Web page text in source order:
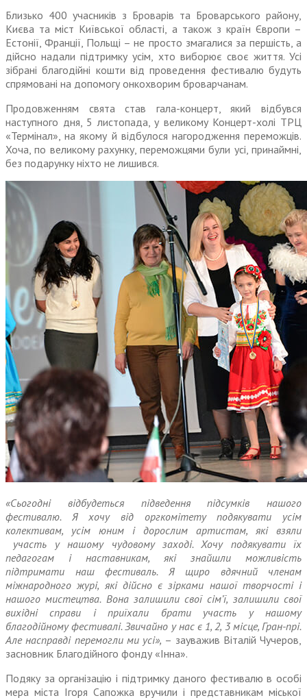
Близько 400 учасників з Броварів та Броварського району,
Києва та міст Київської області, а також з країн Європи –
Естонії, Франції, Польщі – не просто змагалися за першість, а
дійсно надали підтримку усім, хто виборює своє життя. Усі
зібрані благодійні кошти від проведення фестивалю будуть
спрямовані на допомогу онкохворим броварчанам.
Продовженням свята став гала-концерт, який відбувся
наступного дня, 5 листопада, у великому Концерт-холі ТРЦ
«Термінал», на якому й відбулося нагородження переможців.
Хоча, по великому рахунку, переможцями були усі, принаймні,
без подарунку ніхто не лишився.
«Сьогодні відбудеться підведення підсумків нашого
фестивалю. Я хочу від оргкомітету подякувати усім
колективам, усім юним і дорослим артистам, які взяли
участь у нашому чудовому заході. Хочу подякувати їх
педагогам і наставникам, які знайшли можливість
підтримати наш фестиваль. Я щиро вдячний членам
міжнародного журі, які дійсно є зірками нашої творчості і
нашого мистецтва. Вона залишили свої сім’ї, залишили свої
вихідні справи і приїхали брати участь у нашому
благодійному фестивалі. Звичайно у нас є 1, 2, 3 місце, Гран-прі.
Але насправді перемогли ми усі», – зауважив Віталій Чучеров,
засновник Благодійного фонду «Інна».
Подяку за організацію і підтримку даного фестивалю в особі
мера міста Ігоря Сапожка вручили і представникам міської